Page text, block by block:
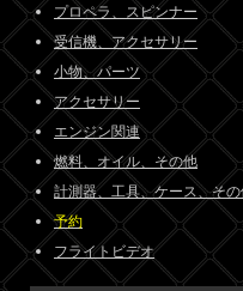
プロペラ、スピンナー
受信機、アクセサリー
小物、パーツ
アクセサリー
エンジン関連
燃料、オイル、その他
計測器、工具、ケース、そ
予約
フライトビデオ